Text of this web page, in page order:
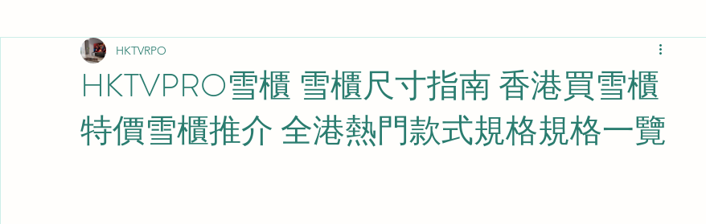
HKTVPRO雪櫃 雪櫃尺寸指南 香港買雪櫃
特價雪櫃推介 全港熱門款式規格規格一覽
HKTVRPO